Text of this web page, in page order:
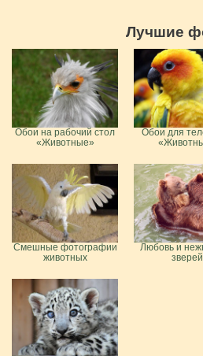
Лучшие
Обои на рабочий стол
«Животные»
Обои для
Смешные фотографии
животных
Любовь и
зверей